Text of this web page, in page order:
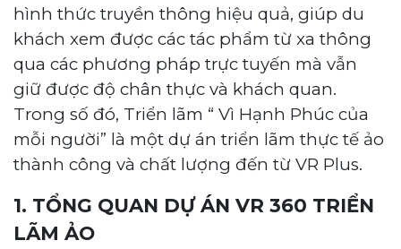
hình thức truyền thông hiệu quả, giúp du
khách xem được các tác phẩm từ xa thông
qua các phương pháp trực tuyến mà vẫn
giữ được độ chân thực và khách quan.
Trong số đó, Triển lãm “ Vì Hạnh Phúc của
mỗi người” là một dự án triển lãm thực tế ảo
thành công và chất lượng đến từ VR Plus.
1. TỔNG QUAN DỰ ÁN VR 360 TRIỂN
LÃM ẢO